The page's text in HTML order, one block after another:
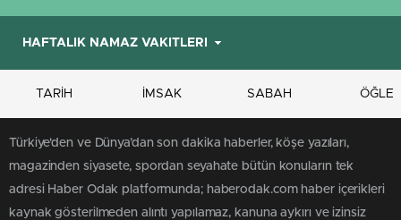
TARİH İMSAK SABAH ÖĞLE
Türkiye'den ve Dünya’dan son dakika haberler, köşe yazıları,
magazinden siyasete, spordan seyahate bütün konuların tek
adresi Haber Odak platformunda; haberodak.com haber içerikleri
kaynak gösterilmeden alıntı yapılamaz, kanuna aykırı ve izinsiz